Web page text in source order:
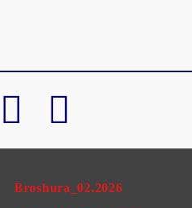
Broshura_02.2026